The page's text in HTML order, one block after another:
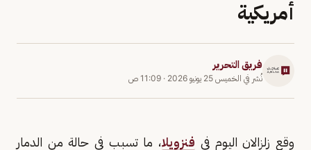
أمريكية
فريق التحرير
نُشر في الخميس 25 يونيو 2026 · 11:09 ص
وقع زلزالان اليوم في فنزويلا، ما تسبب في حالة من الدمار